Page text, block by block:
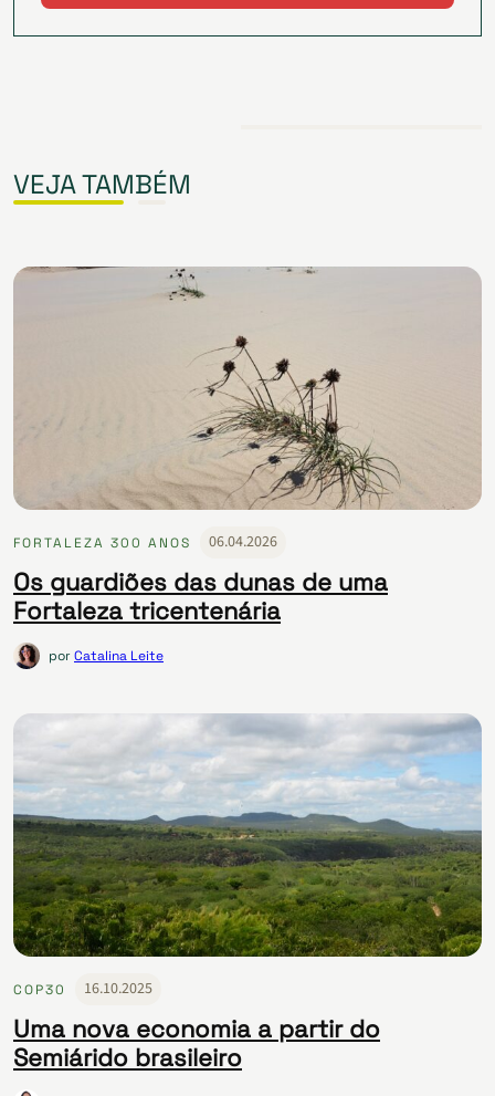
VEJA TAMBÉM
FORTALEZA 300 ANOS 06.04.2026
Os guardiões das dunas de uma
Fortaleza tricentenária
porCatalina Leite
COP30 16.10.2025
Uma nova economia a partir do
Semiárido brasileiro